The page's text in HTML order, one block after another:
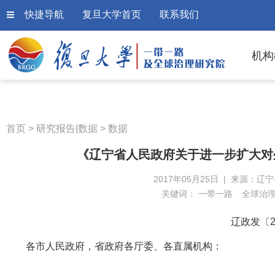
快捷导航 复旦大学首页 联系我们
机
首页 > 研究报告|数据 > 数据
《辽宁省人民政府关于进一步扩大
2017年05月25日 | 来源：辽
关键词： 一带一路 全球治
辽政发〔
各市人民政府，省政府各厅委、各直属机构：